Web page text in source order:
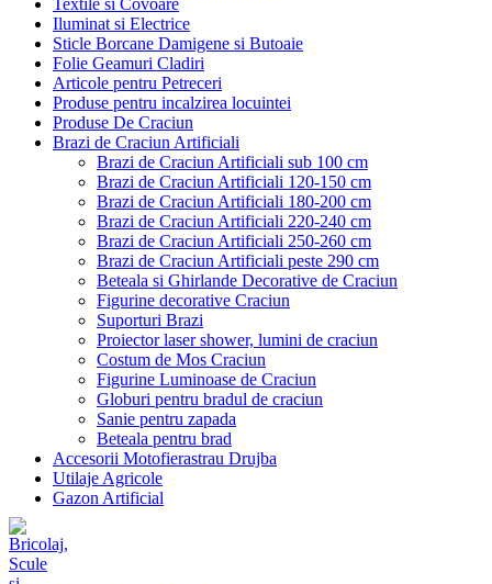
Iluminat si Electrice
Sticle Borcane Damigene si Butoaie
Folie Geamuri Cladiri
Articole pentru Petreceri
Produse pentru incalzirea locuintei
Produse De Craciun
Brazi de Craciun Artificiali
Brazi de Craciun Artificiali sub 100 cm
Brazi de Craciun Artificiali 120-150 cm
Brazi de Craciun Artificiali 180-200 cm
Brazi de Craciun Artificiali 220-240 cm
Brazi de Craciun Artificiali 250-260 cm
Brazi de Craciun Artificiali peste 290 cm
Beteala si Ghirlande Decorative de Craciun
Figurine decorative Craciun
Suporturi Brazi
Proiector laser shower, lumini de craciun
Costum de Mos Craciun
Figurine Luminoase de Craciun
Globuri pentru bradul de craciun
Sanie pentru zapada
Beteala pentru brad
Accesorii Motofierastrau Drujba
Utilaje Agricole
Gazon Artificial